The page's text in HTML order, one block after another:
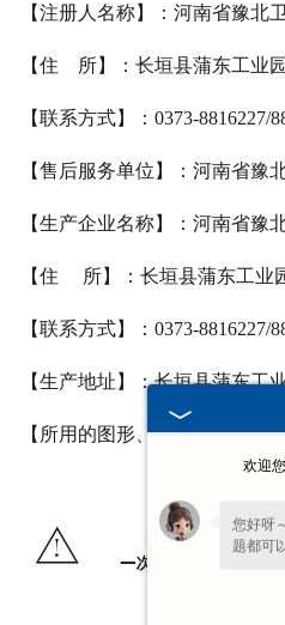
【注册人名称】：河南省豫北
【住 所】：长垣县蒲东工业
【联系方式】： 0373-8816227/
【售后服务单位】：河南省豫
【生产企业名称】：河南省豫
【住 所】：长垣县蒲东工业
【联系方式】： 0373-8816227/
【生产地址】：长垣县蒲东工
【所用的图形、符号、缩写等
欢迎
您好呀
题都可